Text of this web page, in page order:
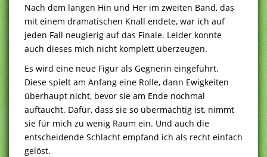
Nach dem langen Hin und Her im zweiten Band, das
mit einem dramatischen Knall endete, war ich auf
jeden Fall neugierig auf das Finale. Leider konnte
auch dieses mich nicht komplett überzeugen.
Es wird eine neue Figur als Gegnerin eingeführt.
Diese spielt am Anfang eine Rolle, dann Ewigkeiten
überhaupt nicht, bevor sie am Ende nochmal
auftaucht. Dafür, dass sie so übermächtig ist, nimmt
sie für mich zu wenig Raum ein. Und auch die
entscheidende Schlacht empfand ich als recht einfach
gelöst.